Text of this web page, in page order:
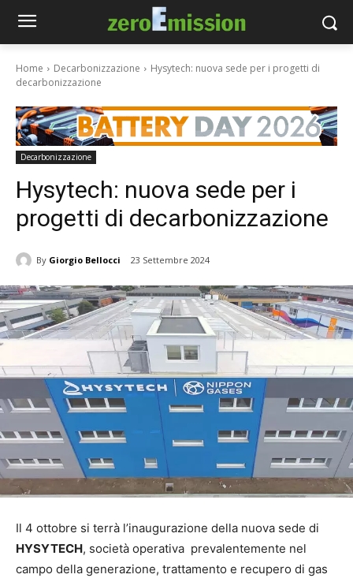
Home Decarbonizzazione
Hysytech: nuova sede per i progetti di
decarbonizzazione
Decarbonizzazione
Hysytech: nuova sede per i
progetti di decarbonizzazione
By Giorgio Bellocci 23 Settembre 2024
Il 4 ottobre si terrà l’inaugurazione della nuova sede di
HYSYTECH, società operativa prevalentemente nel
campo della generazione, trattamento e recupero di gas